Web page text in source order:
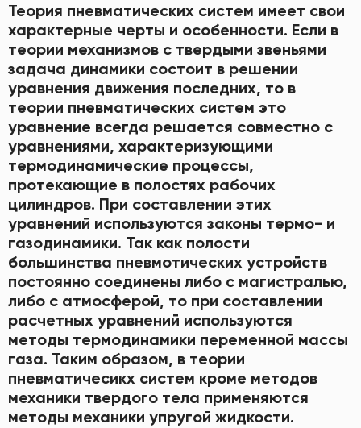
Теория пневматических систем имеет свои
характерные черты и особенности. Если в
теории механизмов с твердыми звеньями
задача динамики состоит в решении
уравнения движения последних, то в
теории пневматических систем это
уравнение всегда решается совместно с
уравнениями, характеризующими
термодинамические процессы,
протекающие в полостях рабочих
цилиндров. При составлении этих
уравнений используются законы термо- и
газодинамики. Так как полости
большинства пневмотических устройств
постоянно соединены либо с магистралью,
либо с атмосферой, то при составлении
расчетных уравнений используются
методы термодинамики переменной массы
газа. Таким образом, в теории
пневматичесикх систем кроме методов
механики твердого тела применяются
методы механики упругой жидкости.